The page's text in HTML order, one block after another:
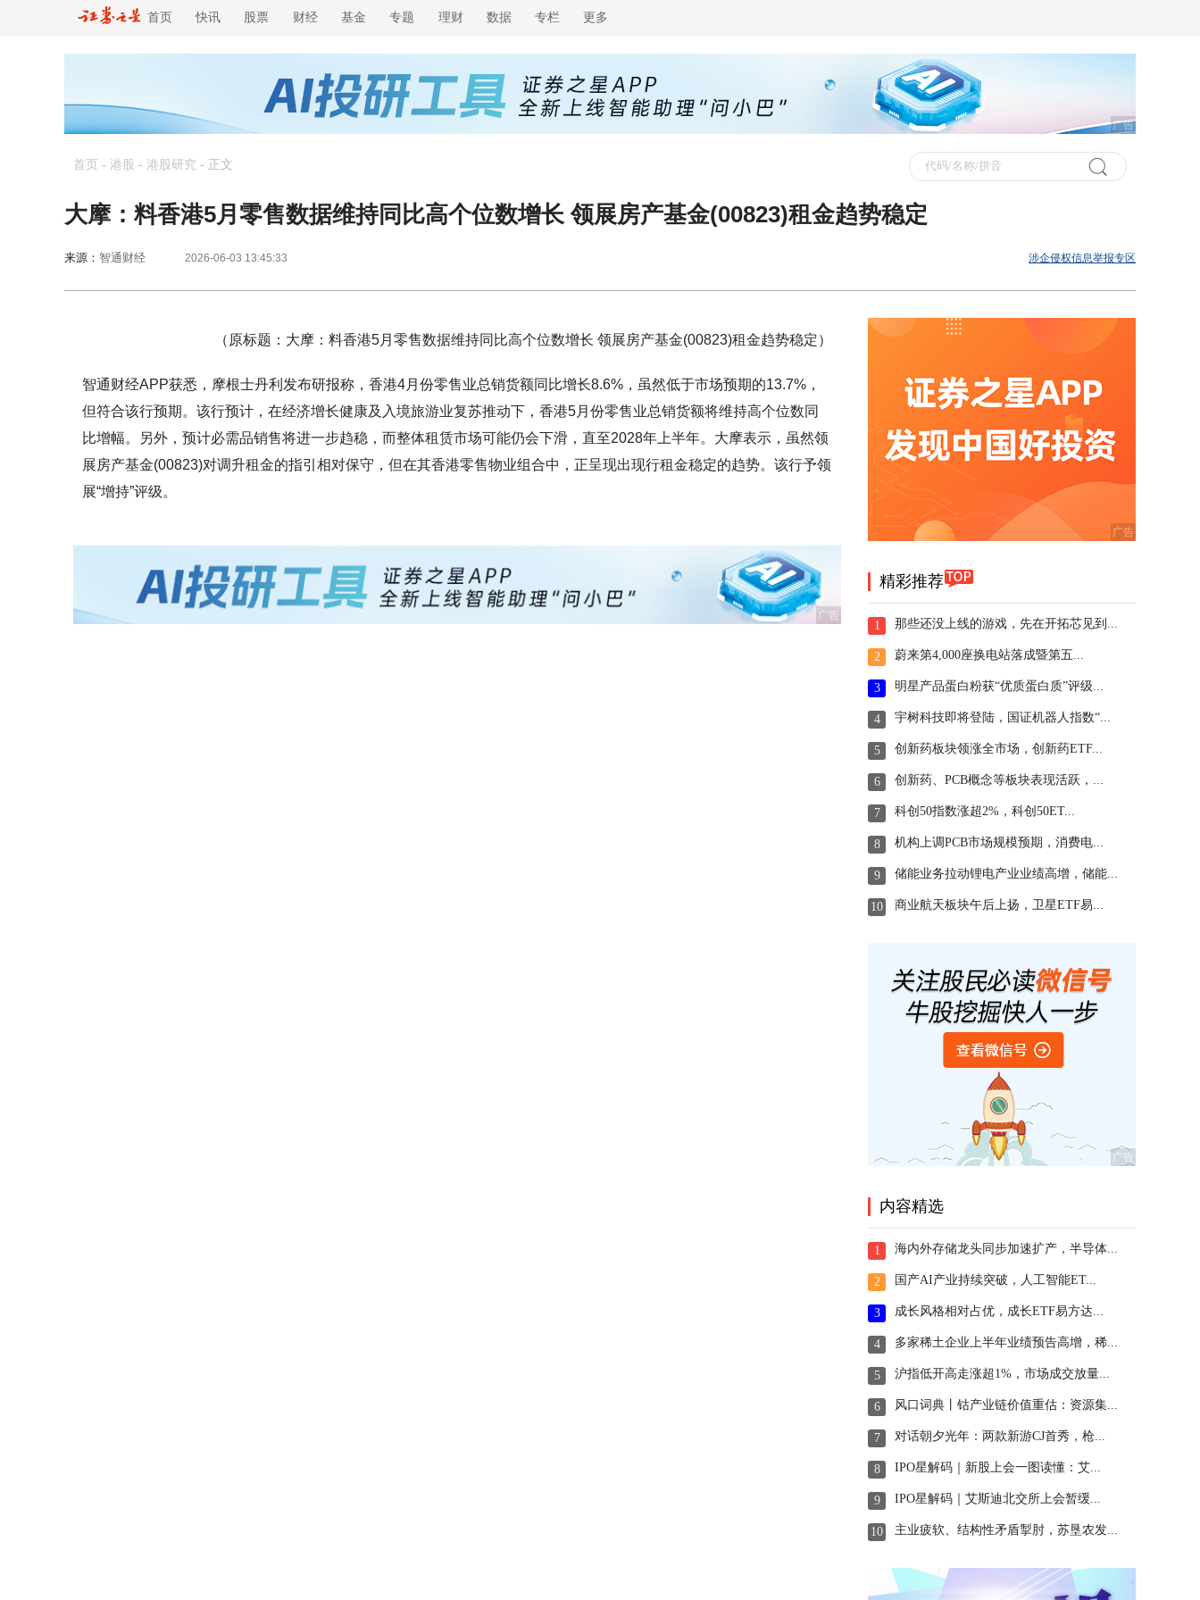
首页 快讯 股票 财经 基金 专题 理财 数据 专栏 更多
广告
首页 - 港股 - 港股研究 - 正文
大摩：料香港5月零售数据维持同比高个位数增长 领展房产基金(00823)租金趋势稳定
来源： 智通财经 2026-06-03 13:45:33 涉企侵权信息举报专区
（原标题：大摩：料香港5月零售数据维持同比高个位数增长 领展房产基金(00823)租金趋势稳定）
智通财经APP获悉，摩根士丹利发布研报称，香港4月份零售业总销货额同比增长8.6%，虽然低于市场预期的13.7%，
但符合该行预期。该行预计，在经济增长健康及入境旅游业复苏推动下，香港5月份零售业总销货额将维持高个位数同
比增幅。另外，预计必需品销售将进一步趋稳，而整体租赁市场可能仍会下滑，直至2028年上半年。大摩表示，虽然领
展房产基金(00823)对调升租金的指引相对保守，但在其香港零售物业组合中，正呈现出现行租金稳定的趋势。该行予领
展“增持”评级。
广告
精彩推荐
1 那些还没上线的游戏，先在开拓芯见到...
2 蔚来第4,000座换电站落成暨第五...
3 明星产品蛋白粉获“优质蛋白质”评级...
4 宇树科技即将登陆，国证机器人指数“...
5 创新药板块领涨全市场，创新药ETF...
6 创新药、PCB概念等板块表现活跃，...
7 科创50指数涨超2%，科创50ET...
8 机构上调PCB市场规模预期，消费电...
9 储能业务拉动锂电产业业绩高增，储能...
10 商业航天板块午后上扬，卫星ETF易...
内容精选
1 海内外存储龙头同步加速扩产，半导体...
2 国产AI产业持续突破，人工智能ET...
3 成长风格相对占优，成长ETF易方达...
4 多家稀土企业上半年业绩预告高增，稀...
5 沪指低开高走涨超1%，市场成交放量...
6 风口词典丨钴产业链价值重估：资源集...
7 对话朝夕光年：两款新游CJ首秀，枪...
8 IPO星解码｜新股上会一图读懂：艾...
9 IPO星解码｜艾斯迪北交所上会暂缓...
10 主业疲软、结构性矛盾掣肘，苏垦农发...